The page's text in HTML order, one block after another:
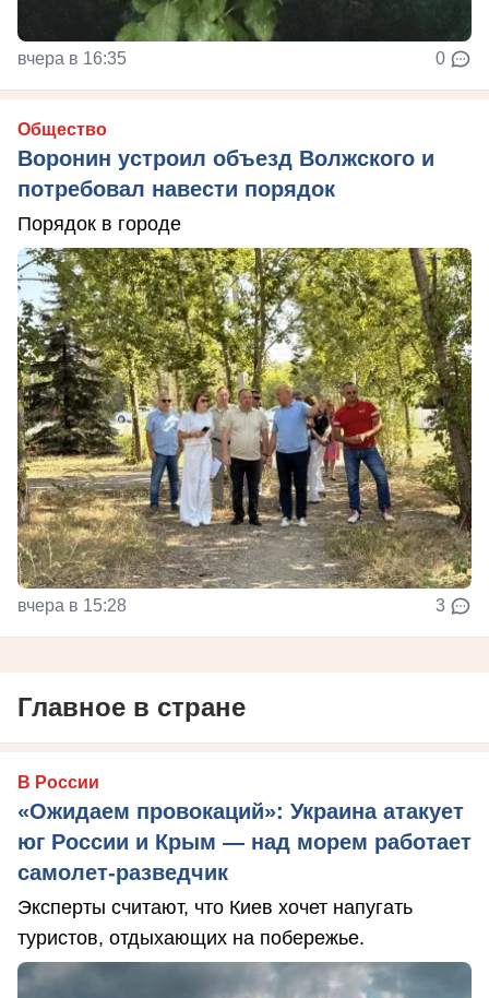
вчера в 16:35 0
Общество
Воронин устроил объезд Волжского и
потребовал навести порядок
Порядок в городе
вчера в 15:28 3
Главное в стране
В России
«Ожидаем провокаций»: Украина атакует
юг России и Крым — над морем работает
самолет-разведчик
Эксперты считают, что Киев хочет напугать
туристов, отдыхающих на побережье.